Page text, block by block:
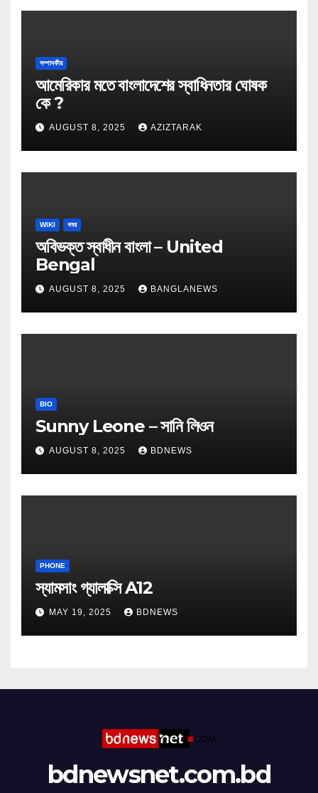
সম্পাদকীয়
আমেরিকার মতে বাংলাদেশের স্বাধিনতার ঘোষক
কে ?
AUGUST 8, 2025 AZIZTARAK
WIKI খবর
অবিভক্ত স্বাধীন বাংলা – United
Bengal
AUGUST 8, 2025 BANGLANEWS
BIO
Sunny Leone – সানি লিওন
AUGUST 8, 2025 BDNEWS
PHONE
স্যামসাং গ্যালাক্সি A12
MAY 19, 2025 BDNEWS
bdnewsnet.com.bd